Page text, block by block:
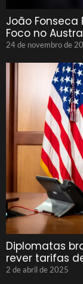
João
Foco no
24 de novembro de
Diplomatas
rever tarifas
2 de abril de 2025